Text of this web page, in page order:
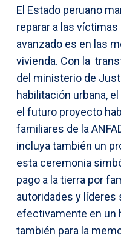
El Estado peruano
reparar a las
avanzado es en las
vivienda. Con la
del ministerio de
habilitación urbana,
el futuro proyecto
familiares de la
incluya también un
esta ceremonia
pago a la tierra por
autoridades y líderes
efectivamente en un
también para la